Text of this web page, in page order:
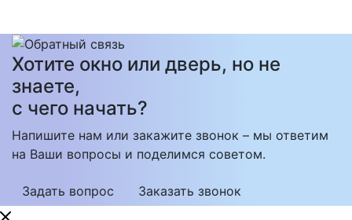
Хотите окно или дверь, но не
знаете,
с чего начать?
Напишите нам или закажите звонок – мы ответим
на Ваши вопросы и поделимся советом.
Задать вопрос Заказать звонок